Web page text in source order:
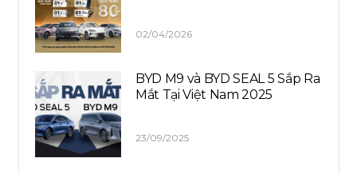
02/04/2026
BYD M9 và BYD SEAL 5 Sắp Ra
Mắt Tại Việt Nam 2025
23/09/2025